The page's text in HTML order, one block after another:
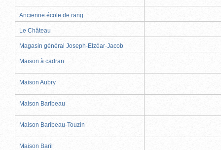
Ancienne école de rang
Le Château
Magasin général Joseph-Elzéar-Jacob
Maison à cadran
Maison Aubry
Maison Baribeau
Maison Baribeau-Touzin
Maison Baril